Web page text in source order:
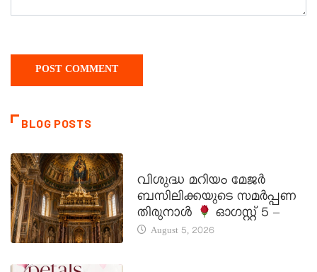
BLOG POSTS
വിശുദ്ധ മറിയം മേജർ
ബസിലിക്കയുടെ സമർപ്പണ
തിരുനാൾ
ഓഗസ്റ്റ് 5 –
August 5, 2026